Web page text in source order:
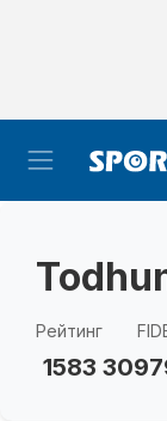
Рейтинг
1583